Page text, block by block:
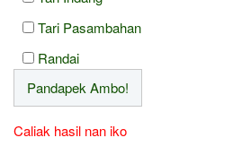
Tari Pasambahan
Randai
Caliak hasil nan iko